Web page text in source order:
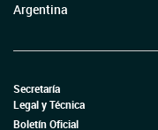
Argentina
Secretaría
Legal y Técnica
Boletín Oficial